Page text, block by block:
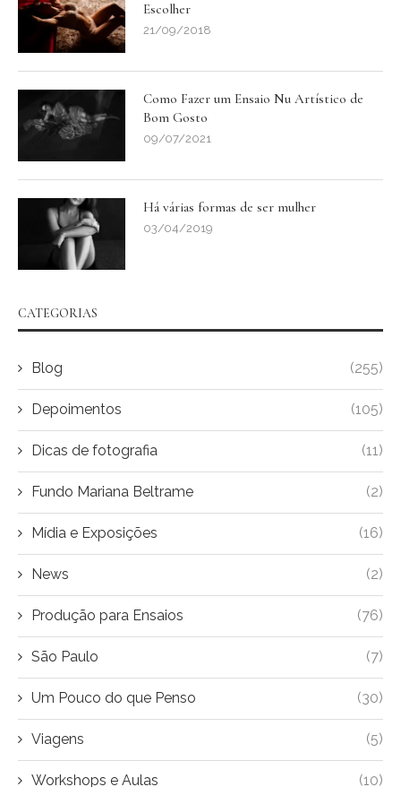
Escolher
21/09/2018
Como Fazer um Ensaio Nu Artístico de
Bom Gosto
09/07/2021
Há várias formas de ser mulher
03/04/2019
CATEGORIAS
Blog (255)
Depoimentos (105)
Dicas de fotografia (11)
Fundo Mariana Beltrame (2)
Mídia e Exposições (16)
News (2)
Produção para Ensaios (76)
São Paulo (7)
Um Pouco do que Penso (30)
Viagens (5)
Workshops e Aulas (10)